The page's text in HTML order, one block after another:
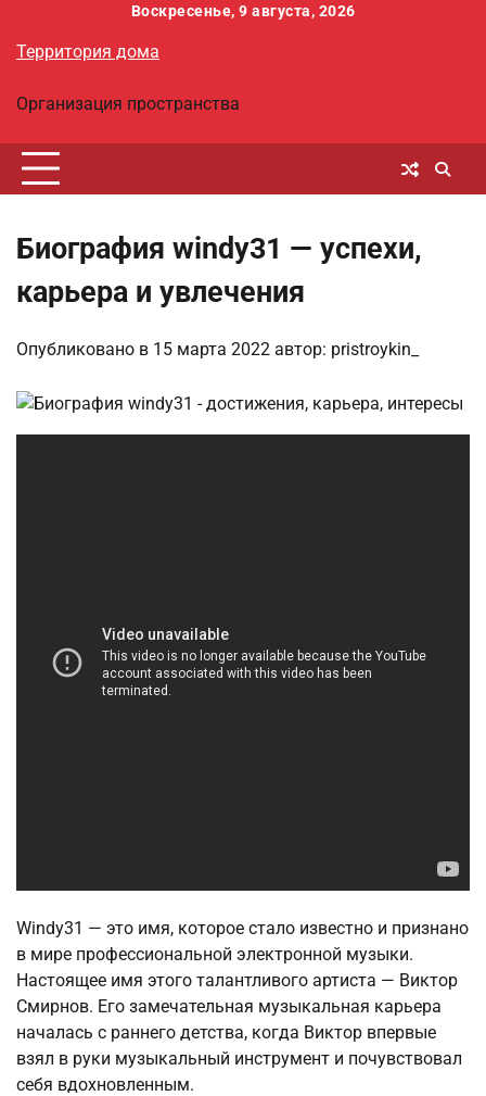
содержимому
Воскресенье, 9 августа, 2026
Территория дома
Организация пространства
Биография windy31 — успехи,
карьера и увлечения
Опубликовано в 15 марта 2022 автор: pristroykin_
Windy31 — это имя, которое стало известно и признано
в мире профессиональной электронной музыки.
Настоящее имя этого талантливого артиста — Виктор
Смирнов. Его замечательная музыкальная карьера
началась с раннего детства, когда Виктор впервые
взял в руки музыкальный инструмент и почувствовал
себя вдохновленным.